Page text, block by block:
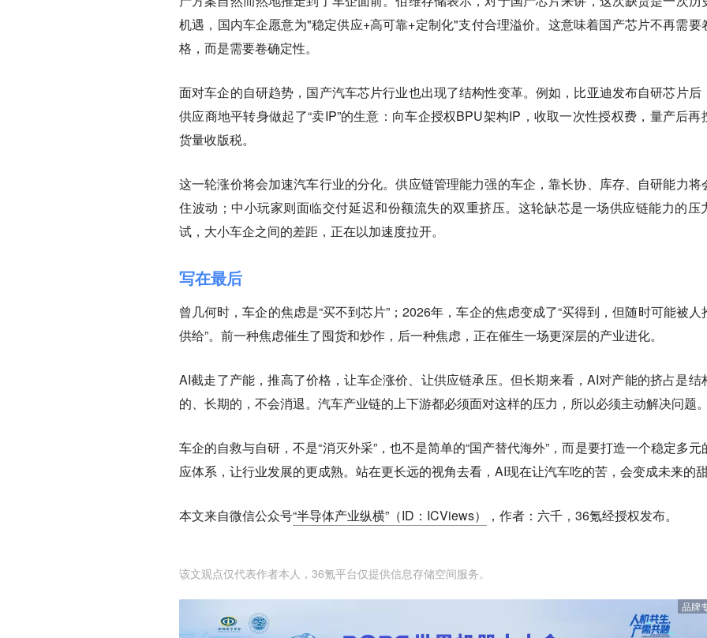
机遇，国内车企愿意为"稳定供应+高可靠+定制化"支付合理溢价。这意味着国产芯片不再需要
格，而是需要卷确定性。
面对车企的自研趋势，国产汽车芯片行业也出现了结构性变革。例如，比亚迪发布自研芯片后
供应商地平转身做起了“卖IP”的生意：向车企授权BPU架构IP，收取一次性授权费，量产后再
货量收版税。
这一轮涨价将会加速汽车行业的分化。供应链管理能力强的车企，靠长协、库存、自研能力将
住波动；中小玩家则面临交付延迟和份额流失的双重挤压。这轮缺芯是一场供应链能力的压
试，大小车企之间的差距，正在以加速度拉开。
写在最后
曾几何时，车企的焦虑是“买不到芯片”；2026年，车企的焦虑变成了“买得到，但随时可能被人
供给”。前一种焦虑催生了囤货和炒作，后一种焦虑，正在催生一场更深层的产业进化。
AI截走了产能，推高了价格，让车企涨价、让供应链承压。但长期来看，AI对产能的挤占是结
的、长期的，不会消退。汽车产业链的上下游都必须面对这样的压力，所以必须主动解决问题。
车企的自救与自研，不是“消灭外采”，也不是简单的“国产替代海外”，而是要打造一个稳定多元
应体系，让行业发展的更成熟。站在更长远的视角去看，AI现在让汽车吃的苦，会变成未来的甜
本文来自微信公众号“半导体产业纵横”（ID：ICViews） ，作者：六千，36氪经授权发布。
该文观点仅代表作者本人，36氪平台仅提供信息存储空间服务。
品牌